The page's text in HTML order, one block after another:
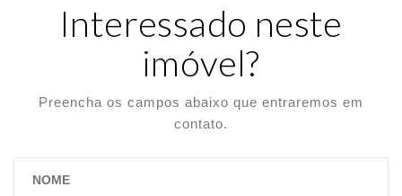
Interessado neste
imóvel?
Preencha os campos abaixo que entraremos em
contato.